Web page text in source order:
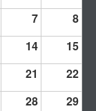
7
8
14
15
21
22
28
29